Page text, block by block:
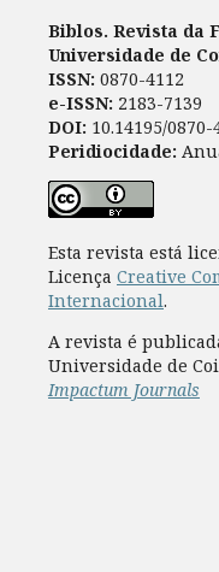
Biblos. Revista da
Universidade de
ISSN: 0870-4112
e-ISSN: 2183-7139
DOI: 10.14195/0870-
Peridiocidade:
Esta revista está
Licença Creative
Internacional.
A revista é
Universidade de
Impactum Journals